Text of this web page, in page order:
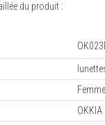
du produit :
Femme
OKKIA